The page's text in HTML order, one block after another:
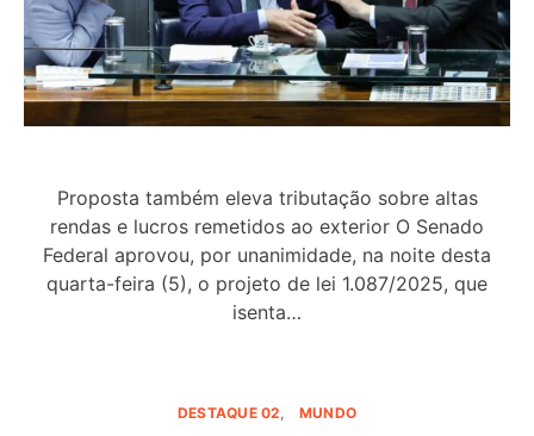
Proposta também eleva tributação sobre altas
rendas e lucros remetidos ao exterior O Senado
Federal aprovou, por unanimidade, na noite desta
quarta-feira (5), o projeto de lei 1.087/2025, que
isenta…
DESTAQUE 02 MUNDO